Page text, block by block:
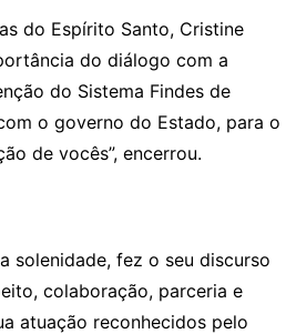
do Espírito Santo, Cristine
do diálogo com a
do Sistema Findes de
o governo do Estado, para o
de vocês”, encerrou.
solenidade, fez o seu discurso
colaboração, parceria e
atuação reconhecidos pelo